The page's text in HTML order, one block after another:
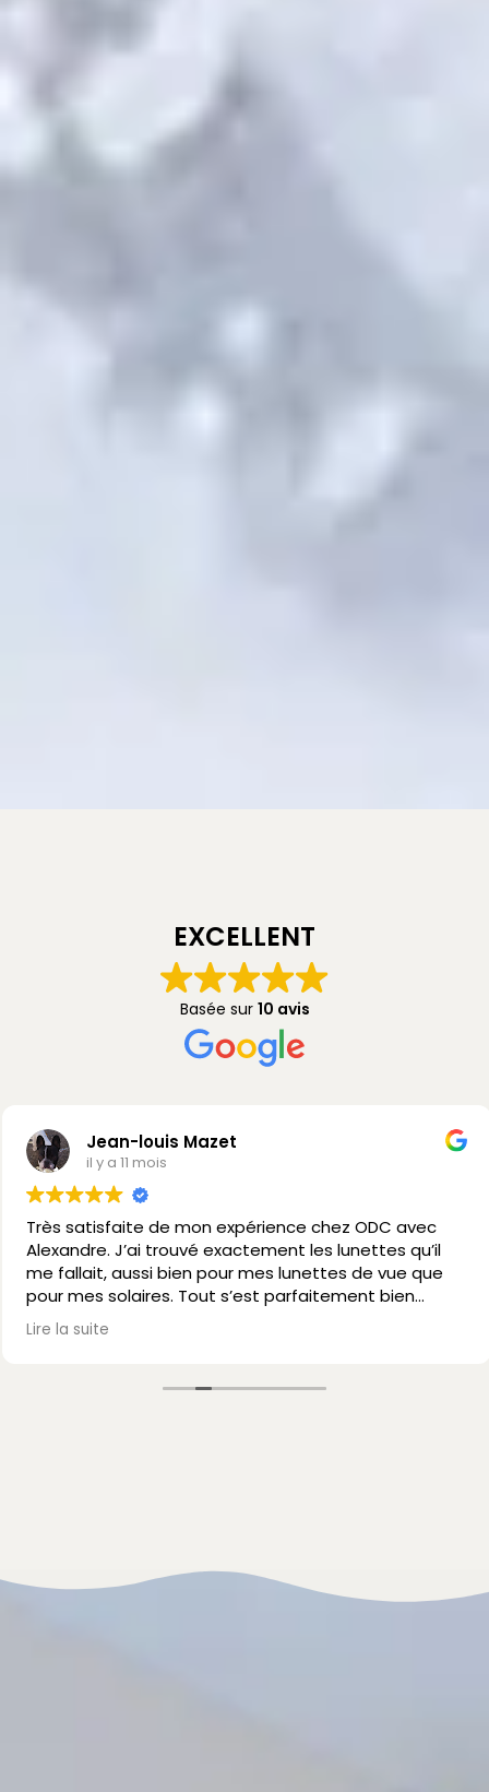
EXCELLENT
Basée sur 10 avis
Jean-louis Mazet
il y a 11 mois
Très satisfaite de mon expérience chez ODC avec
Alexandre. J’ai trouvé exactement les lunettes qu’il
me fallait, aussi bien pour mes lunettes de vue que
pour mes solaires. Tout s’est parfaitement bien
passé, avec un accueil et un accompagnement au
top. Je recommande vivement !
Lire la suite